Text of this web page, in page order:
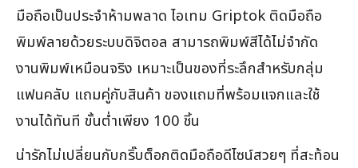
มือถือเป็นประจำห้ามพลาด ไอเทม Griptok ติดมือถือ
พิมพ์ลายด้วยระบบดิจิตอล สามารถพิมพ์สีได้ไม่จำกัด
งานพิมพ์เหมือนจริง เหมาะเป็นของที่ระลึกสำหรับกลุ่ม
แฟนคลับ แถมคู่กับสินค้า ของแถมที่พร้อมแจกและใช้
งานได้ทันที ขั้นต่ำเพียง 100 ชิ้น
น่ารักไม่เปลี่ยนกับกริ๊บต็อกติดมือถือดีไซน์สวยๆ ที่สะท้อน